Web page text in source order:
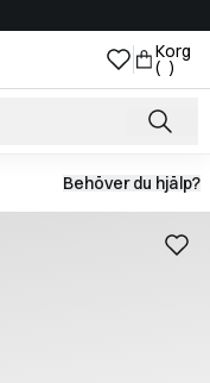
Korg
( )
Behöver du hjälp?